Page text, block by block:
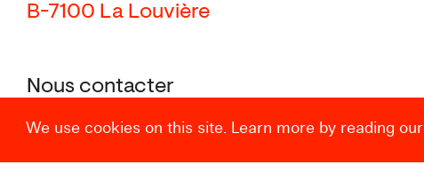
We use cookies on this site. Learn more by reading our
B-7100 La Louvière
Nous contacter
Instagram